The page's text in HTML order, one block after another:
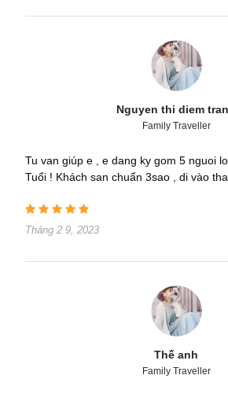
Nguyen thi diem
Family Traveller
Tu van giúp e , e dang ky gom 5 nguoi
Tuổi ! Khách san chuẩn 3sao , di vào
Tháng 2 9, 2023
Thế anh
Family Traveller